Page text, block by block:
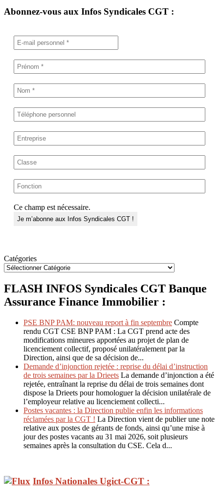
Abonnez-vous aux Infos Syndicales CGT :
Ce champ est nécessaire.
Catégories
FLASH INFOS Syndicales CGT Banque
Assurance Finance Immobilier :
PSE BNP PAM: nouveau report à fin septembre Compte
rendu CGT CSE BNP PAM : La CGT prend acte des
modifications mineures apportées au projet de plan de
licenciement collectif, proposé unilatéralement par la
Direction, ainsi que de sa décision de...
Demande d’injonction rejetée : reprise du délai d’instruction
de trois semaines par la Drieets La demande d’injonction a été
rejetée, entraînant la reprise du délai de trois semaines dont
dispose la Drieets pour homologuer la décision unilatérale de
l’employeur relative au licenciement collecti...
Postes vacantes : la Direction publie enfin les informations
réclamées par la CGT ! La Direction vient de publier une note
relative aux postes de gérants de fonds, ainsi qu’une mise à
jour des postes vacants au 31 mai 2026, soit plusieurs
semaines après la consultation du CSE. Cela d...
Infos Nationales Ugict-CGT :